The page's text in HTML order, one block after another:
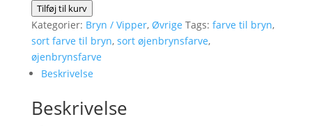
Farve
til
bryn
og
vipper
sort
antal
Tilføj til kurv
Kategorier: Bryn / Vipper, Øvrige Tags: farve til bryn,
sort farve til bryn, sort øjenbrynsfarve,
øjenbrynsfarve
Beskrivelse
Beskrivelse